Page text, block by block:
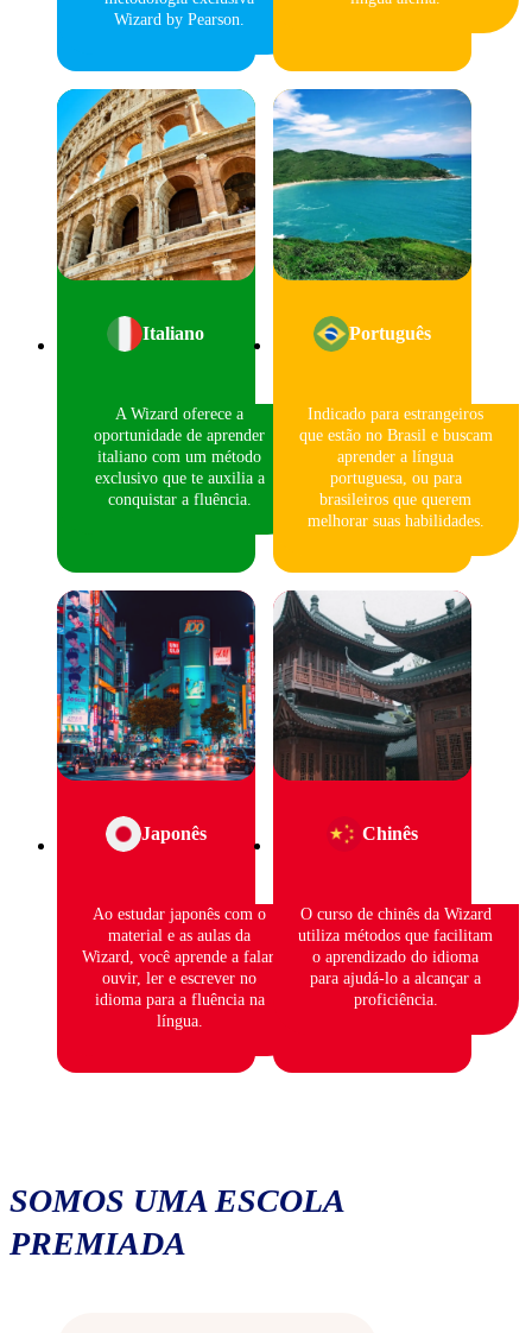
Wizard by Pearson.
Italiano
A Wizard oferece a
oportunidade de aprender
italiano com um método
exclusivo que te auxilia a
conquistar a fluência.
Português
Indicado para estrangeiros
que estão no Brasil e buscam
aprender a língua
portuguesa, ou para
brasileiros que querem
melhorar suas habilidades.
Japonês
Ao estudar japonês com o
material e as aulas da
Wizard, você aprende a falar,
ouvir, ler e escrever no
idioma para a fluência na
língua.
Chinês
O curso de chinês da Wizard
utiliza métodos que facilitam
o aprendizado do idioma
para ajudá-lo a alcançar a
proficiência.
SOMOS UMA ESCOLA
PREMIADA